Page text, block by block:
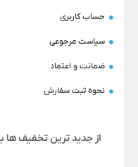
حساب کاربری
سیاست مرجوعی
ضمانت و اعتماد
نحوه ثبت سفارش
از جدید ترین تخفیف ها